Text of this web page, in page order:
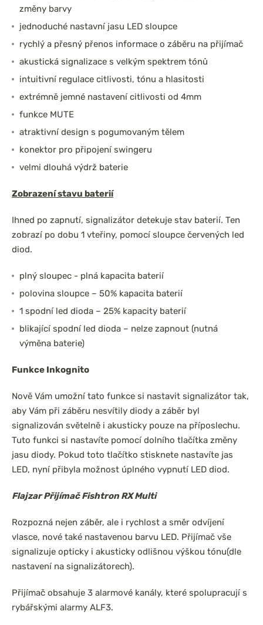
změny barvy
jednoduché nastavní jasu LED sloupce
rychlý a přesný přenos informace o záběru na přijímač
akustická signalizace s velkým spektrem tónů
intuitivní regulace citlivosti, tónu a hlasitosti
extrémně jemné nastavení citlivosti od 4mm
funkce MUTE
atraktivní design s pogumovaným tělem
konektor pro připojení swingeru
velmi dlouhá výdrž baterie
Zobrazení stavu baterií
Ihned po zapnutí, signalizátor detekuje stav baterií. Ten
zobrazí po dobu 1 vteřiny, pomocí sloupce červených led
diod.
plný sloupec - plná kapacita baterií
polovina sloupce – 50% kapacita baterií
1 spodní led dioda – 25% kapacity baterií
blikající spodní led dioda – nelze zapnout (nutná
výměna baterie)
Funkce Inkognito
Nově Vám umožní tato funkce si nastavit signalizátor tak,
aby Vám při záběru nesvítily diody a záběr byl
signalizován světelně i akusticky pouze na příposlechu.
Tuto funkci si nastavíte pomocí dolního tlačítka změny
jasu diody. Pokud toto tlačítko stisknete nastavíte jas
LED, nyní přibyla možnost úplného vypnutí LED diod.
Flajzar Přijímač Fishtron RX Multi
Rozpozná nejen záběr, ale i rychlost a směr odvíjení
vlasce, nové také nastavenou barvu LED. Přijímač vše
signalizuje opticky i akusticky odlišnou výškou tónu(dle
nastavení na signalizátorech).
Přijímač obsahuje 3 alarmové kanály, které spolupracují s
rybářskými alarmy ALF3.